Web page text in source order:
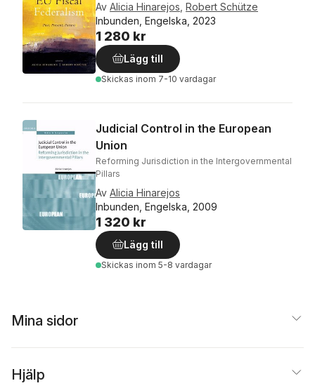
Av Alicia Hinarejos Robert Schütze
Inbunden, Engelska, 2023
1 280 kr
Lägg till
Skickas inom 7-10 vardagar
Judicial Control in the European
Union
Reforming Jurisdiction in the Intergovernmental
Pillars
Av Alicia Hinarejos
Inbunden, Engelska, 2009
1 320 kr
Lägg till
Skickas inom 5-8 vardagar
Mina sidor
Hjälp